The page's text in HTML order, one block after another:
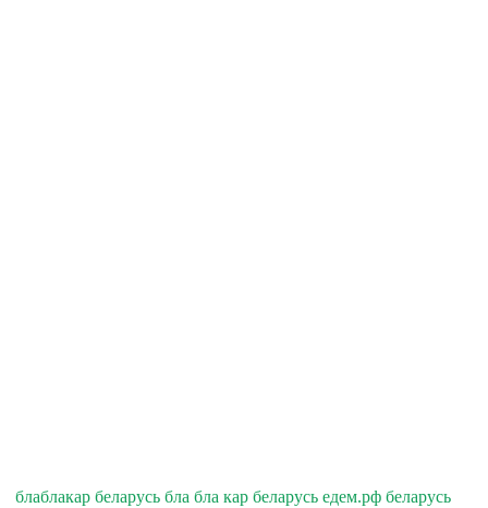
блаблакар беларусь бла бла кар беларусь едем.рф беларусь